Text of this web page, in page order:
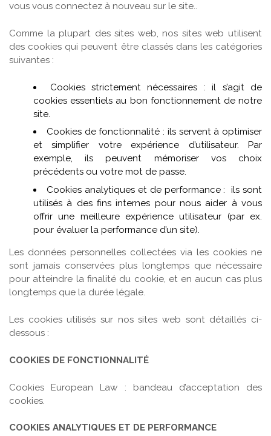
vous vous connectez à nouveau sur le site..
Comme la plupart des sites web, nos sites web utilisent
des cookies qui peuvent être classés dans les catégories
suivantes :
Cookies strictement nécessaires : il s’agit de
cookies essentiels au bon fonctionnement de notre
site.
Cookies de fonctionnalité : ils servent à optimiser
et simplifier votre expérience d’utilisateur. Par
exemple, ils peuvent mémoriser vos choix
précédents ou votre mot de passe.
Cookies analytiques et de performance : ils sont
utilisés à des fins internes pour nous aider à vous
offrir une meilleure expérience utilisateur (par ex.
pour évaluer la performance d’un site).
Les données personnelles collectées via les cookies ne
sont jamais conservées plus longtemps que nécessaire
pour atteindre la finalité du cookie, et en aucun cas plus
longtemps que la durée légale.
Les cookies utilisés sur nos sites web sont détaillés ci-
dessous :
COOKIES DE FONCTIONNALITÉ
Cookies European Law : bandeau d’acceptation des
cookies.
COOKIES ANALYTIQUES ET DE PERFORMANCE